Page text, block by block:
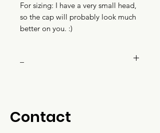
For sizing: I have a very small head,
so the cap will probably look much
better on you. :)
One size
Contact